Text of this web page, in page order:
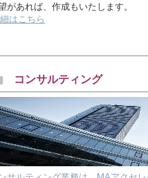
があれば、作成もいたします。
はこちら
コンサルティング